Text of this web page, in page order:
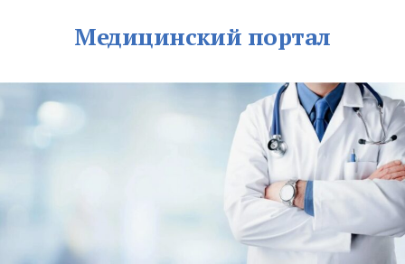
Медицинский портал